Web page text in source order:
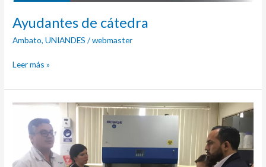
Ayudantes de cátedra
Ambato,UNIANDES /webmaster
Leer más »
UNIANDES
aportando
salud